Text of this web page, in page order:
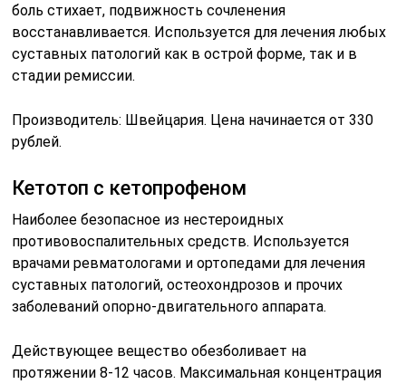
боль стихает, подвижность сочленения
восстанавливается. Используется для лечения любых
суставных патологий как в острой форме, так и в
стадии ремиссии.
Производитель: Швейцария. Цена начинается от 330
рублей.
Кетотоп с кетопрофеном
Наиболее безопасное из нестероидных
противовоспалительных средств. Используется
врачами ревматологами и ортопедами для лечения
суставных патологий, остеохондрозов и прочих
заболеваний опорно-двигательного аппарата.
Действующее вещество обезболивает на
протяжении 8-12 часов. Максимальная концентрация